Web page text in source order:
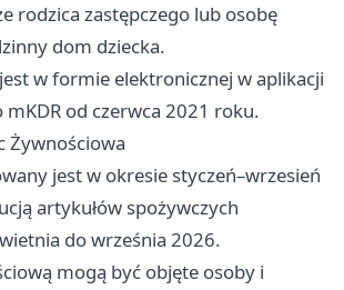
rodzica zastępczego lub osobę
dom dziecka.
w formie elektronicznej w aplikacji
od czerwca 2021 roku.
Żywnościowa
jest w okresie styczeń–wrzesień
artykułów spożywczych
do września 2026.
mogą być objęte osoby i